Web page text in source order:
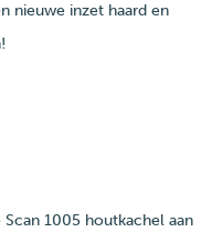
nieuwe inzet haard en
1005 houtkachel aan